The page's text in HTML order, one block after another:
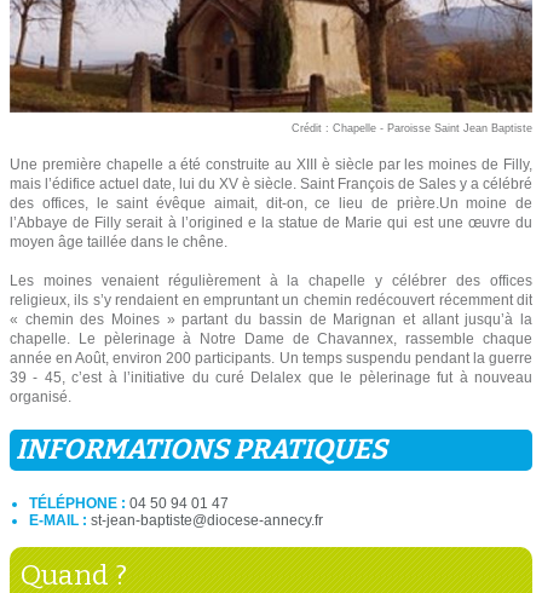
Crédit : Chapelle - Paroisse Saint Jean Baptiste
Une première chapelle a été construite au XIII è siècle par les moines de Filly,
mais l’édifice actuel date, lui du XV è siècle. Saint François de Sales y a célébré
des offices, le saint évêque aimait, dit-on, ce lieu de prière.Un moine de
l’Abbaye de Filly serait à l’origined e la statue de Marie qui est une œuvre du
moyen âge taillée dans le chêne.
Les moines venaient régulièrement à la chapelle y célébrer des offices
religieux, ils s’y rendaient en empruntant un chemin redécouvert récemment dit
« chemin des Moines » partant du bassin de Marignan et allant jusqu’à la
chapelle. Le pèlerinage à Notre Dame de Chavannex, rassemble chaque
année en Août, environ 200 participants. Un temps suspendu pendant la guerre
39 - 45, c’est à l’initiative du curé Delalex que le pèlerinage fut à nouveau
organisé.
INFORMATIONS PRATIQUES
TÉLÉPHONE : 04 50 94 01 47
E-MAIL : st-jean-baptiste@diocese-annecy.fr
Quand ?